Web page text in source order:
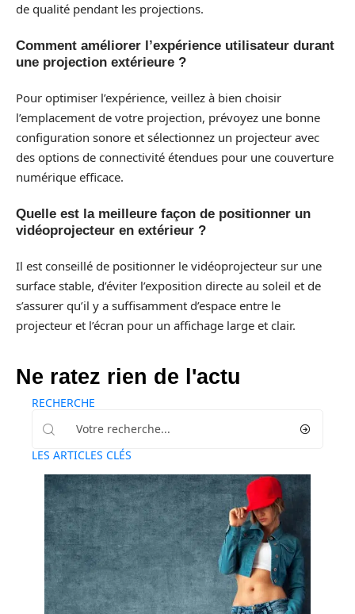
de qualité pendant les projections.
Comment améliorer l’expérience utilisateur durant
une projection extérieure ?
Pour optimiser l’expérience, veillez à bien choisir
l’emplacement de votre projection, prévoyez une bonne
configuration sonore et sélectionnez un projecteur avec
des options de connectivité étendues pour une couverture
numérique efficace.
Quelle est la meilleure façon de positionner un
vidéoprojecteur en extérieur ?
Il est conseillé de positionner le vidéoprojecteur sur une
surface stable, d’éviter l’exposition directe au soleil et de
s’assurer qu’il y a suffisamment d’espace entre le
projecteur et l’écran pour un affichage large et clair.
Ne ratez rien de l'actu
RECHERCHE
LES ARTICLES CLÉS